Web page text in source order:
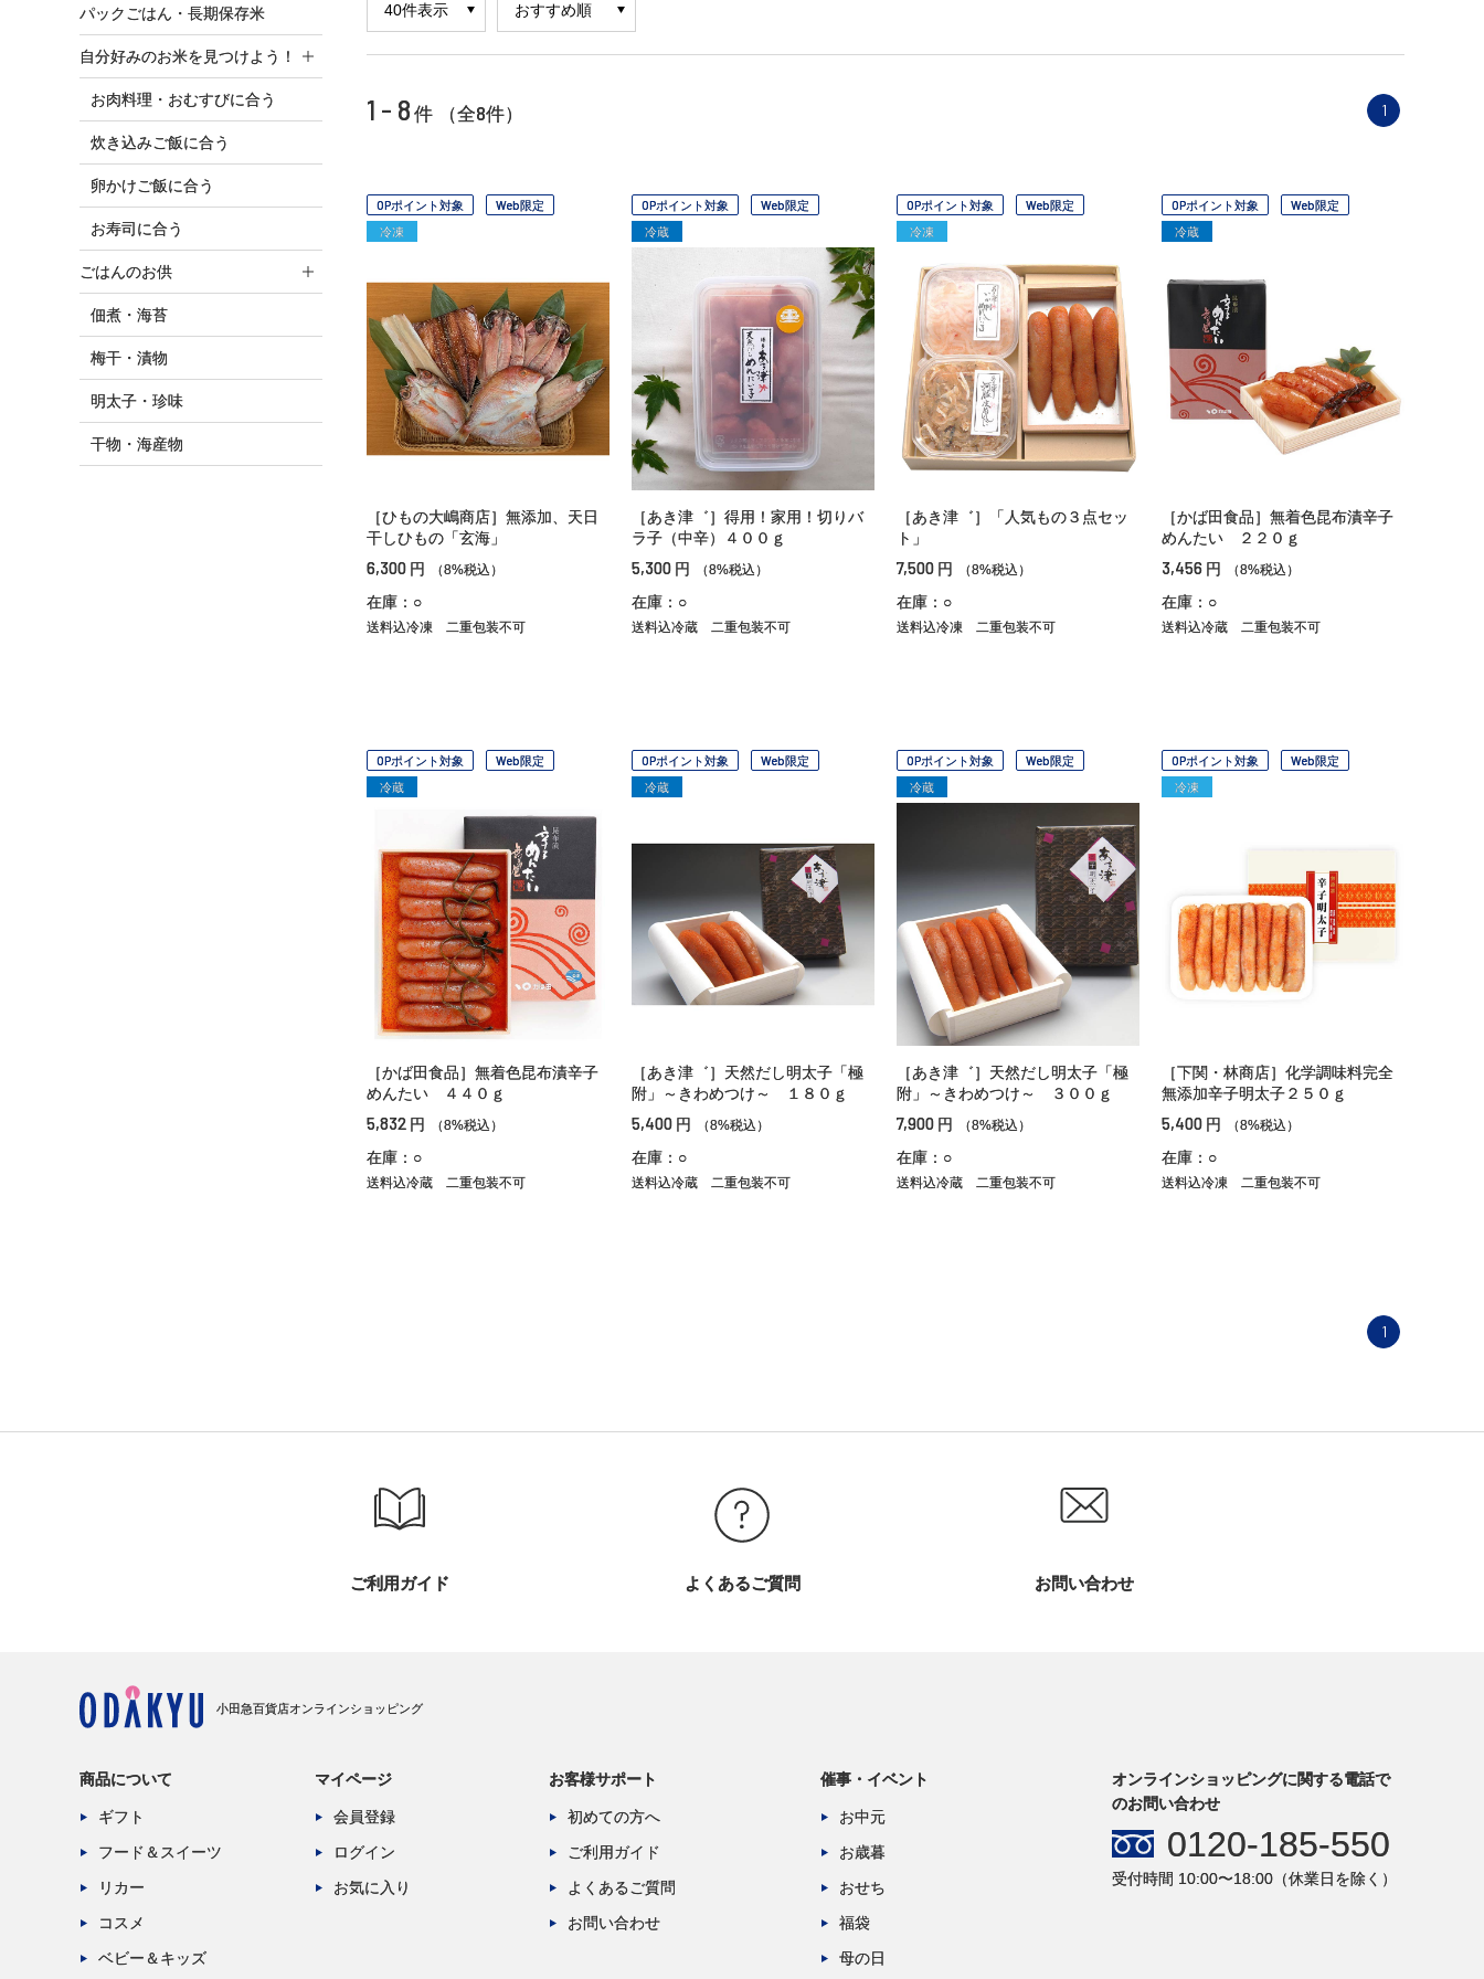
パックごはん・長期保存米
自分好みのお米を見つけよう！
お肉料理・おむすびに合う
炊き込みご飯に合う
卵かけご飯に合う
お寿司に合う
ごはんのお供
佃煮・海苔
梅干・漬物
明太子・珍味
干物・海産物
1 - 8 件 （全8件） 1
OPポイント対象
Web限定
冷凍
［ひもの大嶋商店］無添加、天日
干しひもの「玄海」
6,300 円 （8%税込）
在庫：○
送料込冷凍 二重包装不可
OPポイント対象
Web限定
冷蔵
［あき津゛］得用！家用！切りバ
ラ子（中辛）４００ｇ
5,300 円 （8%税込）
在庫：○
送料込冷蔵 二重包装不可
OPポイント対象
Web限定
冷凍
［あき津゛］「人気もの３点セッ
ト」
7,500 円 （8%税込）
在庫：○
送料込冷凍 二重包装不可
OPポイント対象
Web限定
冷蔵
［かば田食品］無着色昆布漬辛子
めんたい ２２０ｇ
3,456 円 （8%税込）
在庫：○
送料込冷蔵 二重包装不可
OPポイント対象
Web限定
冷蔵
［かば田食品］無着色昆布漬辛子
めんたい ４４０ｇ
5,832 円 （8%税込）
在庫：○
送料込冷蔵 二重包装不可
OPポイント対象
Web限定
冷蔵
［あき津゛］天然だし明太子「極
附」～きわめつけ～ １８０ｇ
5,400 円 （8%税込）
在庫：○
送料込冷蔵 二重包装不可
OPポイント対象
Web限定
冷蔵
［あき津゛］天然だし明太子「極
附」～きわめつけ～ ３００ｇ
7,900 円 （8%税込）
在庫：○
送料込冷蔵 二重包装不可
OPポイント対象
Web限定
冷凍
［下関・林商店］化学調味料完全
無添加辛子明太子２５０ｇ
5,400 円 （8%税込）
在庫：○
送料込冷凍 二重包装不可
1
ご利用ガイド よくあるご質問 お問い合わせ
小田急百貨店オンラインショッピング
商品について
ギフト
フード＆スイーツ
リカー
コスメ
ベビー＆キッズ
マイページ
会員登録
ログイン
お気に入り
お客様サポート
初めての方へ
ご利用ガイド
よくあるご質問
お問い合わせ
催事・イベント
お中元
お歳暮
おせち
福袋
母の日
オンラインショッピングに関する電話で
のお問い合わせ
0120-185-550
受付時間 10:00〜18:00（休業日を除く）